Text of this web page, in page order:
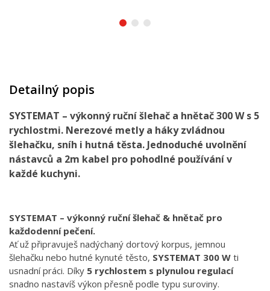
Detailný popis
SYSTEMAT – výkonný ruční šlehač a hnětač 300 W s 5
rychlostmi. Nerezové metly a háky zvládnou
šlehačku, sníh i hutná těsta. Jednoduché uvolnění
nástavců a 2m kabel pro pohodlné používání v
každé kuchyni.
SYSTEMAT – výkonný ruční šlehač & hnětač pro
každodenní pečení.
Ať už připravuješ nadýchaný dortový korpus, jemnou
šlehačku nebo hutné kynuté těsto, SYSTEMAT 300 W ti
usnadní práci. Díky 5 rychlostem s plynulou regulací
snadno nastavíš výkon přesně podle typu suroviny.